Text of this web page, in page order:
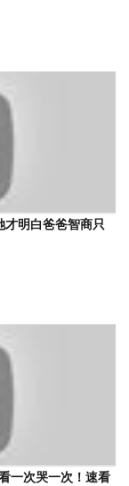
才明白爸爸智商只
一次哭一次！速看